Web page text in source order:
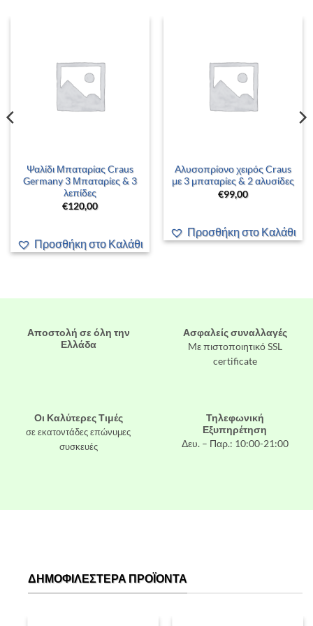
Ψαλίδι Μπαταρίας Craus
Germany 3 Μπαταρίες & 3
λεπίδες
€120,00
Προσθήκη στο Καλάθι
Αλυσοπρίονο χειρός Craus
με 3 μπαταρίες & 2 αλυσίδες
€99,00
Προσθήκη στο Καλάθι
Αποστολή σε όλη την
Ελλάδα
Ασφαλείς συναλλαγές
Mε πιστοποιητικό SSL
certificate
Οι Καλύτερες Τιμές
σε εκατοντάδες επώνυμες
συσκευές
Τηλεφωνική
Εξυπηρέτηση
Δευ. – Παρ.: 10:00-21:00
ΔΗΜΟΦΙΛΈΣΤΕΡΑ ΠΡΟΪΌΝΤΑ